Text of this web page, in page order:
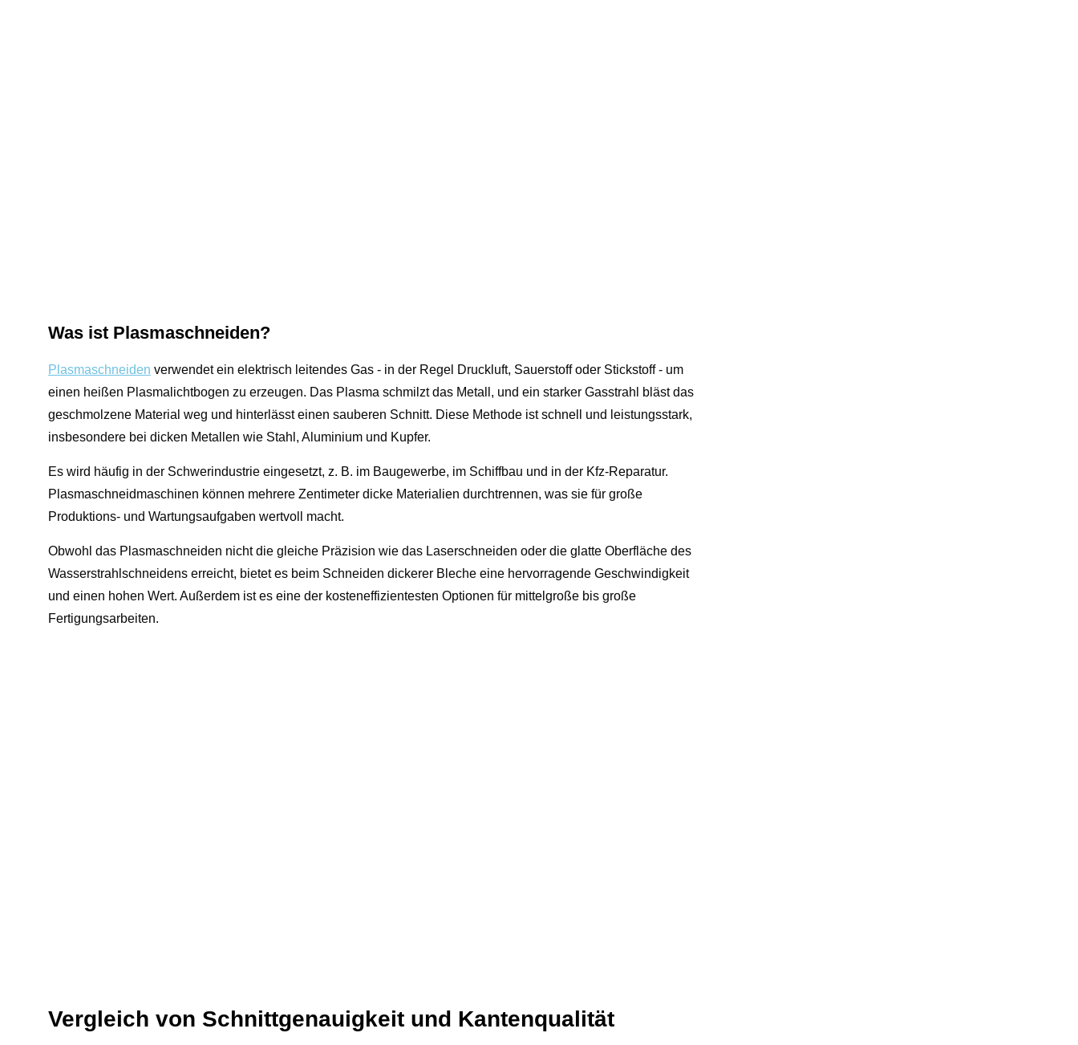
Was ist Plasmaschneiden?
Plasmaschneiden verwendet ein elektrisch leitendes Gas - in der Regel Druckluft, Sauerstoff oder Stickstoff - um
einen heißen Plasmalichtbogen zu erzeugen. Das Plasma schmilzt das Metall, und ein starker Gasstrahl bläst das
geschmolzene Material weg und hinterlässt einen sauberen Schnitt. Diese Methode ist schnell und leistungsstark,
insbesondere bei dicken Metallen wie Stahl, Aluminium und Kupfer.
Es wird häufig in der Schwerindustrie eingesetzt, z. B. im Baugewerbe, im Schiffbau und in der Kfz-Reparatur.
Plasmaschneidmaschinen können mehrere Zentimeter dicke Materialien durchtrennen, was sie für große
Produktions- und Wartungsaufgaben wertvoll macht.
Obwohl das Plasmaschneiden nicht die gleiche Präzision wie das Laserschneiden oder die glatte Oberfläche des
Wasserstrahlschneidens erreicht, bietet es beim Schneiden dickerer Bleche eine hervorragende Geschwindigkeit
und einen hohen Wert. Außerdem ist es eine der kosteneffizientesten Optionen für mittelgroße bis große
Fertigungsarbeiten.
Vergleich von Schnittgenauigkeit und Kantenqualität